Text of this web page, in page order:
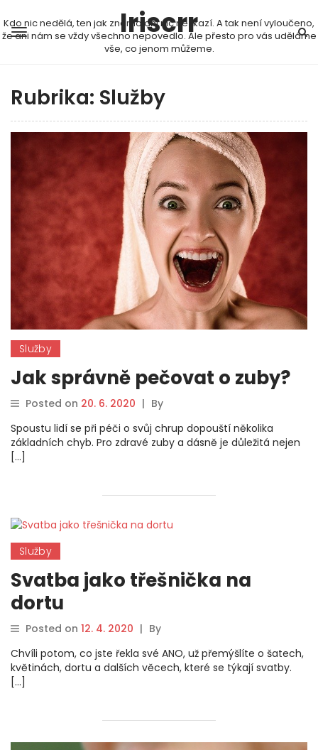
Iriscrr
Kdo nic nedělá, ten jak známo ani nic nezkazí. A tak není vyloučeno,
že ani nám se vždy všechno nepovedlo. Ale přesto pro vás uděláme
vše, co jenom můžeme.
Rubrika: Služby
Služby
Jak správně pečovat o zuby?
Posted on 20. 6. 2020 | By
Spoustu lidí se při péči o svůj chrup dopouští několika
základních chyb. Pro zdravé zuby a dásně je důležitá nejen
[…]
Služby
Svatba jako třešnička na
dortu
Posted on 12. 4. 2020 | By
Chvíli potom, co jste řekla své ANO, už přemýšlíte o šatech,
květinách, dortu a dalších věcech, které se týkají svatby.
[…]